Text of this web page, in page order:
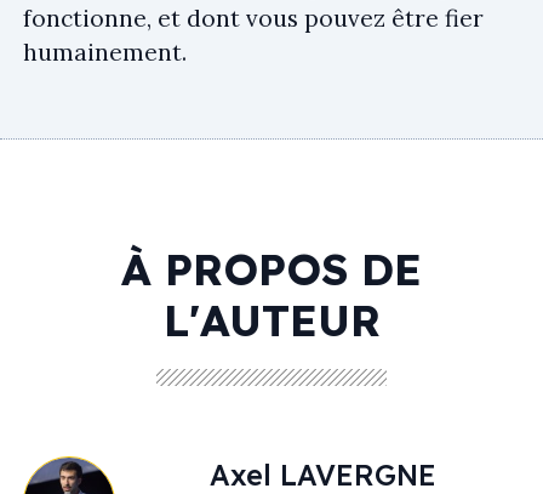
fonctionne, et dont vous pouvez être fier
humainement.
À PROPOS DE
L'AUTEUR
Axel LAVERGNE